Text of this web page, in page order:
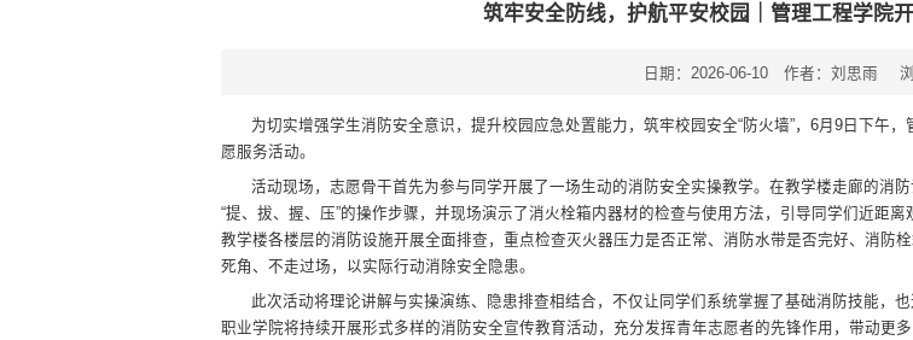
筑牢安全防线，护航平安校园｜管理工程学院
日期：2026-06-10 作者：刘思雨
为切实增强学生消防安全意识，提升校园应急处置能力，筑牢校园安全“防火墙”，6月9日下午
愿服务活动。
活动现场，志愿骨干首先为参与同学开展了一场生动的消防安全实操教学。在教学楼走廊的消
“提、拔、握、压”的操作步骤，并现场演示了消火栓箱内器材的检查与使用方法，引导同学们近距
教学楼各楼层的消防设施开展全面排查，重点检查灭火器压力是否正常、消防水带是否完好、消防
死角、不走过场，以实际行动消除安全隐患。
此次活动将理论讲解与实操演练、隐患排查相结合，不仅让同学们系统掌握了基础消防技能，
职业学院将持续开展形式多样的消防安全宣传教育活动，充分发挥青年志愿者的先锋作用，带动更